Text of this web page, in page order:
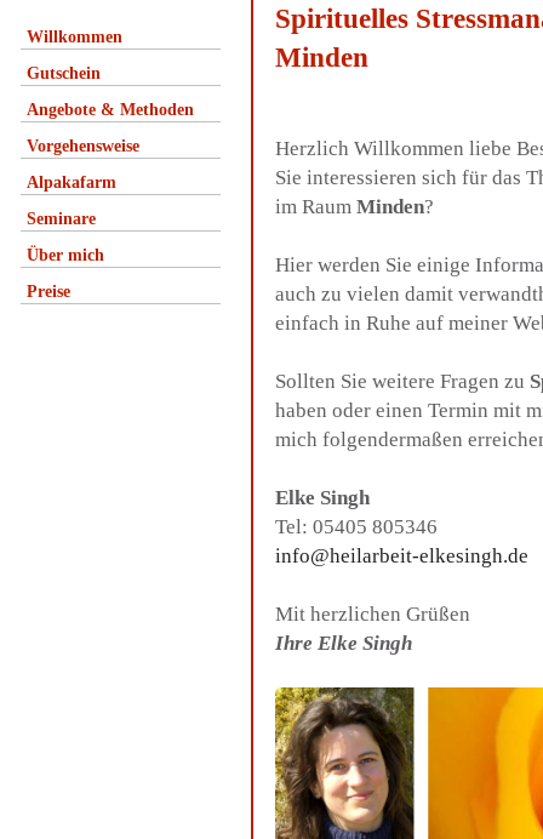
Willkommen
Gutschein
Angebote & Methoden
Vorgehensweise
Alpakafarm
Seminare
Über mich
Preise
Spirituelles
Minden
Herzlich Willkommen liebe
Sie interessieren sich für das
im Raum Minden?
Hier werden Sie einige
auch zu vielen damit
einfach in Ruhe auf meiner
Sollten Sie weitere Fragen zu
haben oder einen Termin mit
mich folgendermaßen
Elke Singh
Tel: 05405 805346
info@heilarbeit-elkesingh.de
Mit herzlichen Grüßen
Ihre Elke Singh